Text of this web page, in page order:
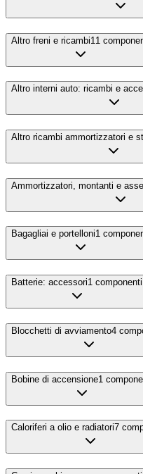
Altro freni e ricambi11
Altro interni auto: ricambi e
Altro ricambi ammortizzatori e
Ammortizzatori, montanti e
Bagagliai e portelloni1
Batterie: accessori1 componenti
Blocchetti di avviamento4
Bobine di accensione1
Caloriferi a olio e radiatori7